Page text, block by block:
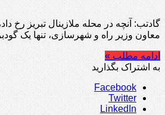
گادتب: آنچه در محله ملازینال تبریز رخ
معاون وزیر راه و شهرسازی، تنها یک
ادامه مطلب »
به اشتراک بگذارید
Facebook
Twitter
LinkedIn